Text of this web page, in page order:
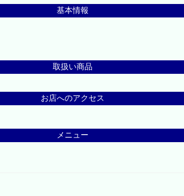
基本情報
取扱い商品
お店へのアクセス
メニュー